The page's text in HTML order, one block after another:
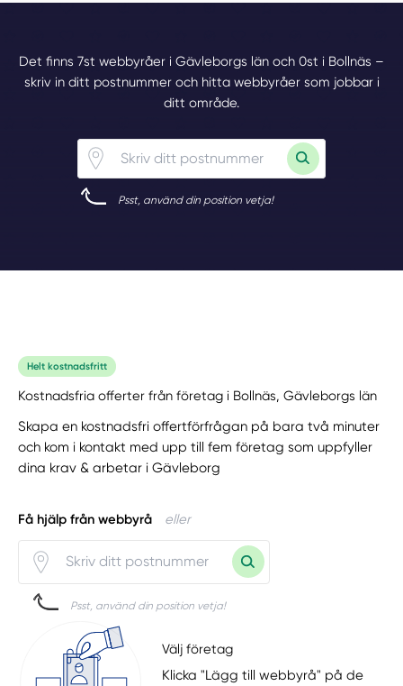
Det finns 7st webbyråer i Gävleborgs län och 0st i Bollnäs –
skriv in ditt postnummer och hitta webbyråer som jobbar i
ditt område.
Psst, använd din position vetja!
Helt kostnadsfritt
Kostnadsfria offerter från företag i Bollnäs, Gävleborgs län
Skapa en kostnadsfri offertförfrågan på bara två minuter
och kom i kontakt med upp till fem företag som uppfyller
dina krav & arbetar i Gävleborg
Få hjälp från webbyrå eller
Psst, använd din position vetja!
Välj företag
Klicka "Lägg till webbyrå" på de